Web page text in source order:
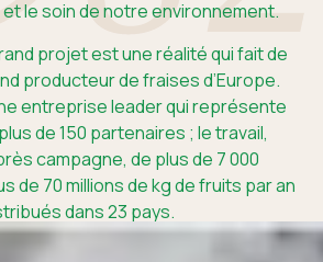
le soin de notre environnement.
projet est une réalité qui fait de
producteur de fraises d’Europe.
entreprise leader qui représente
de 150 partenaires ; le travail,
campagne, de plus de 7 000
de 70 millions de kg de fruits par an
dans 23 pays.